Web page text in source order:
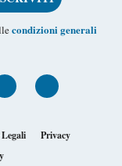
condizioni generali
Privacy